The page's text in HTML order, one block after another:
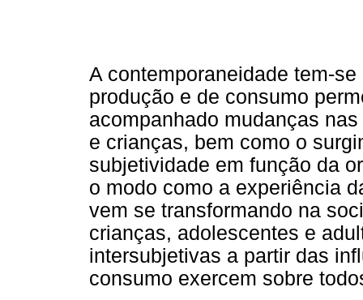
A contemporaneidade tem-
produção e de consumo
acompanhado mudanças
e crianças, bem como o
subjetividade em função da
o modo como a experiência
vem se transformando na
crianças, adolescentes e
intersubjetivas a partir das
consumo exercem sobre